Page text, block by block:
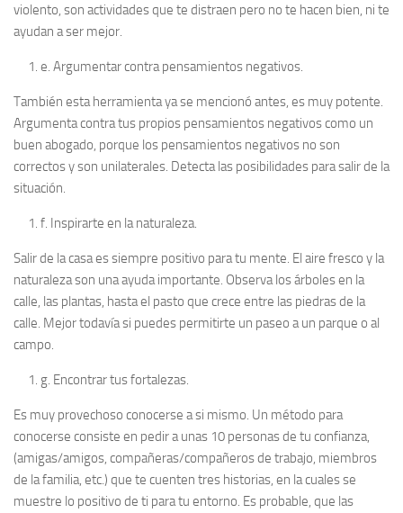
violento, son actividades que te distraen pero no te hacen bien, ni te
ayudan a ser mejor.
e. Argumentar contra pensamientos negativos.
También esta herramienta ya se mencionó antes, es muy potente.
Argumenta contra tus propios pensamientos negativos como un
buen abogado, porque los pensamientos negativos no son
correctos y son unilaterales. Detecta las posibilidades para salir de la
situación.
f. Inspirarte en la naturaleza.
Salir de la casa es siempre positivo para tu mente. El aire fresco y la
naturaleza son una ayuda importante. Observa los árboles en la
calle, las plantas, hasta el pasto que crece entre las piedras de la
calle. Mejor todavía si puedes permitirte un paseo a un parque o al
campo.
g. Encontrar tus fortalezas.
Es muy provechoso conocerse a si mismo. Un método para
conocerse consiste en pedir a unas 10 personas de tu confianza,
(amigas/amigos, compañeras/compañeros de trabajo, miembros
de la familia, etc.) que te cuenten tres historias, en la cuales se
muestre lo positivo de ti para tu entorno. Es probable, que las